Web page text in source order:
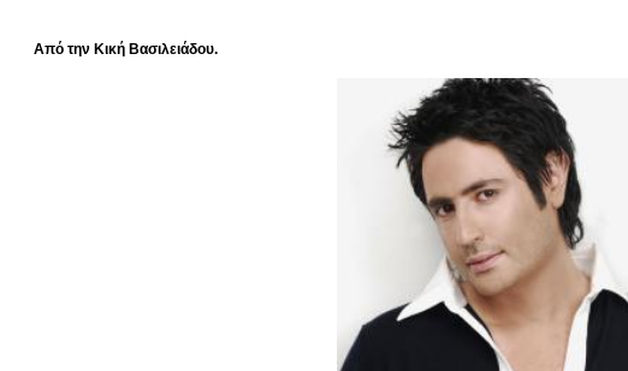
Από την Κική Βασιλειάδου.